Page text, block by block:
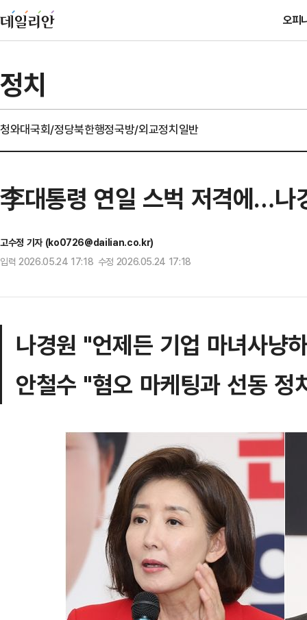
오피
정치
청와대국회/정당북한행정국방/외교정치일반
李대통령 연일 스벅 저격에…나
고수정 기자 (ko0726@dailian.co.kr)
입력 2026.05.24 17:18 수정 2026.05.24 17:18
나경원 "언제든 기업 마녀사냥
안철수 "혐오 마케팅과 선동 정